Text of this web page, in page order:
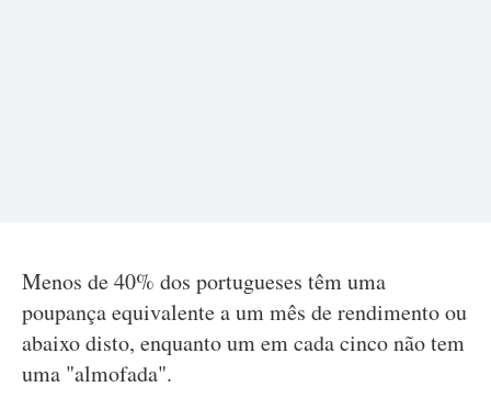
Menos de 40% dos portugueses têm uma
poupança equivalente a um mês de rendimento ou
abaixo disto, enquanto um em cada cinco não tem
uma "almofada".